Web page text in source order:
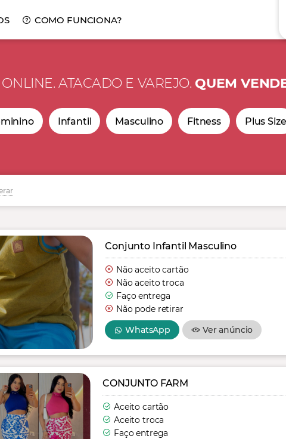
COMO FUNCIONA?
ATACADO E VAREJO. QUEM
Infantil Masculino Fitness Plus Size
Conjunto Infantil Masculino
Não aceito cartão
Não aceito troca
Faço entrega
Não pode retirar
WhatsApp
Ver anúncio
CONJUNTO FARM
Aceito cartão
Aceito troca
Faço entrega